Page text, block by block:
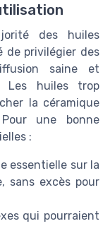
des huiles
de privilégier des
saine et
Les huiles trop
la céramique
une bonne
:
essentielle sur la
sans excès pour
qui pourraient